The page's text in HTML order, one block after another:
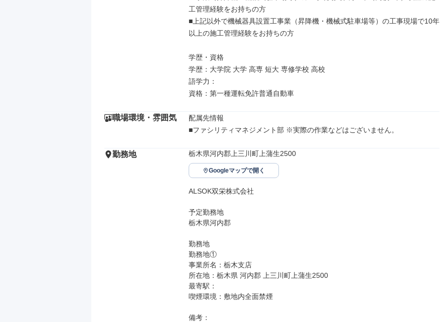
工管理経験をお持ちの方
■上記以外で機械器具設置工事業（昇降機・機械式駐車場等）の工事現場で10年
以上の施工管理経験をお持ちの方
学歴・資格
学歴：大学院 大学 高専 短大 専修学校 高校
語学力：
資格：第一種運転免許普通自動車
職場環境・雰囲気
配属先情報
■ファシリティマネジメント部 ※実際の作業などはございません。
勤務地 栃木県河内郡上三川町上蒲生2500
Googleマップで開く
ALSOK双栄株式会社
予定勤務地
栃木県河内郡
勤務地
勤務地①
事業所名：栃木支店
所在地：栃木県 河内郡 上三川町上蒲生2500
最寄駅：
喫煙環境：敷地内全面禁煙
備考：